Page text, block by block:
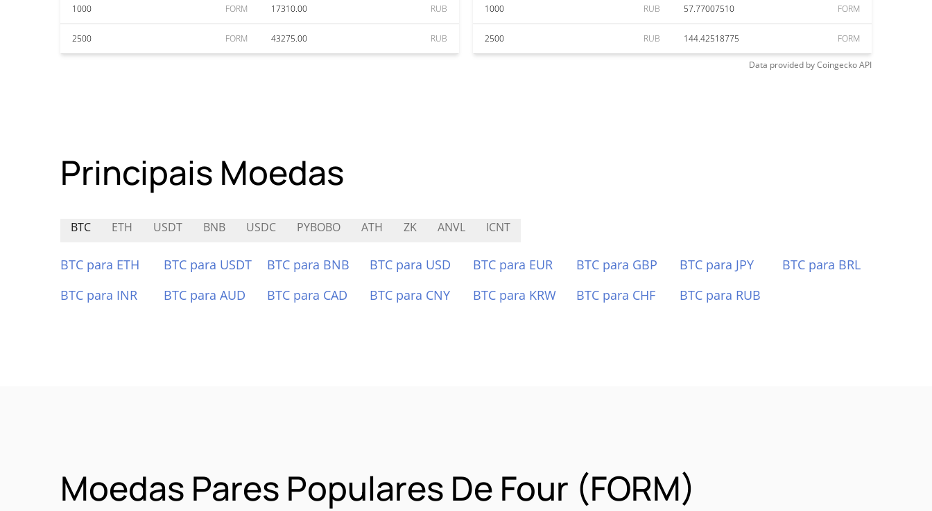
1000 FORM 17310.00 RUB
2500 FORM 43275.00 RUB
1000 RUB 57.77007510 FORM
2500 RUB 144.42518775 FORM
Data provided byCoingeckoAPI
Principais Moedas
BTC ETH USDT BNB USDC PYBOBO ATH ZK ANVL ICNT
BTC para ETH BTC para USDT BTC para BNB BTC para USD BTC para EUR BTC para GBP BTC para JPY
BTC para BRL
BTC para INR
BTC para AUD BTC para CAD BTC para CNY BTC para KRW BTC para CHF BTC para RUB
Moedas Pares Populares De Four (FORM)